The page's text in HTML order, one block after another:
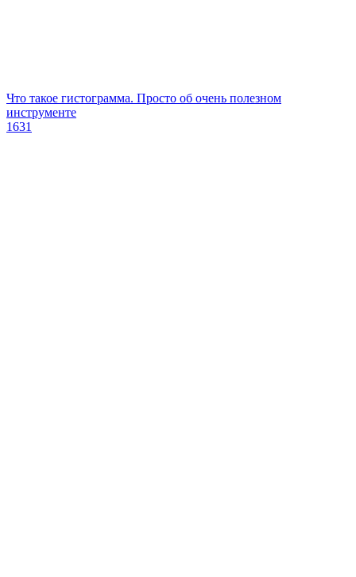
Что такое гистограмма. Просто об очень полезном
инструменте
1631